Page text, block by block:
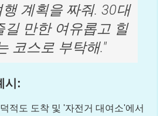
계획을 짜줘. 30대
길 만한 여유롭고 힐
코스로 부탁해."
시:
덕적도 도착 및 '자전거 대여소'에서